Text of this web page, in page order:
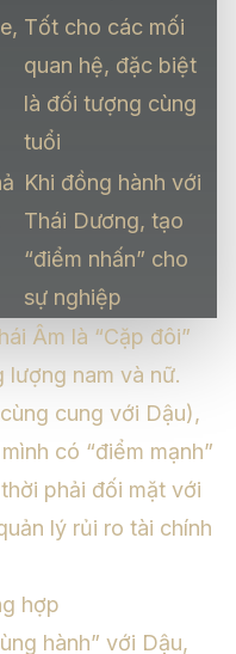
Tốt cho các mối
quan hệ, đặc biệt
là đối tượng cùng
tuổi
Khi đồng hành với
Thái Dương, tạo
“điểm nhấn” cho
sự nghiệp
Âm là “Cặp đôi”
lượng nam và nữ.
cung với Dậu),
có “điểm mạnh”
phải đối mặt với
lý rủi ro tài chính
hợp
hành” với Dậu,